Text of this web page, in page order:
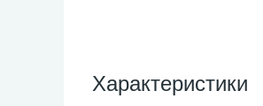
Характеристики